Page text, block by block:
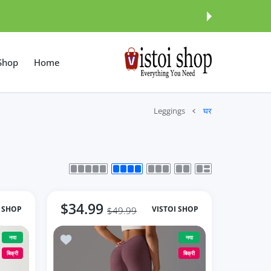
Home
घर
Leggings
VISTOI SHOP
$34.99 $49.99
नया
बिक्री
Sports Clothes
नया
बिक्री